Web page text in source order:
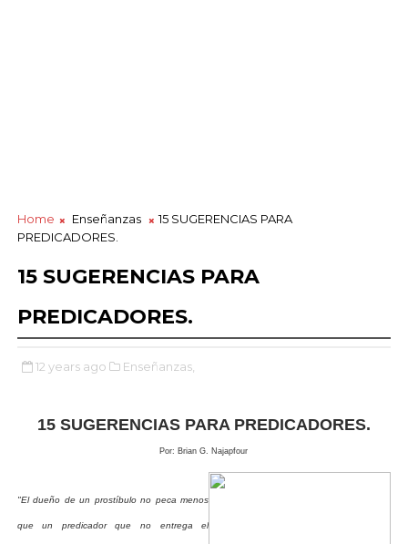
Home Enseñanzas
15 SUGERENCIAS PARA
PREDICADORES.
15 SUGERENCIAS PARA
PREDICADORES.
12 years ago Enseñanzas,
15 SUGERENCIAS PARA PREDICADORES.
Por: Brian G. Najapfour
"El dueño de un prostíbulo no peca menos
que un predicador que no entrega el